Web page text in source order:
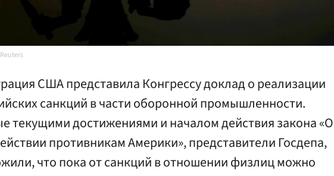
США представила Конгрессу доклад о реализации
санкций в части оборонной промышленности.
текущими достижениями и началом действия закона «О
противникам Америки», представители Госдепа,
что пока от санкций в отношении физлиц можно